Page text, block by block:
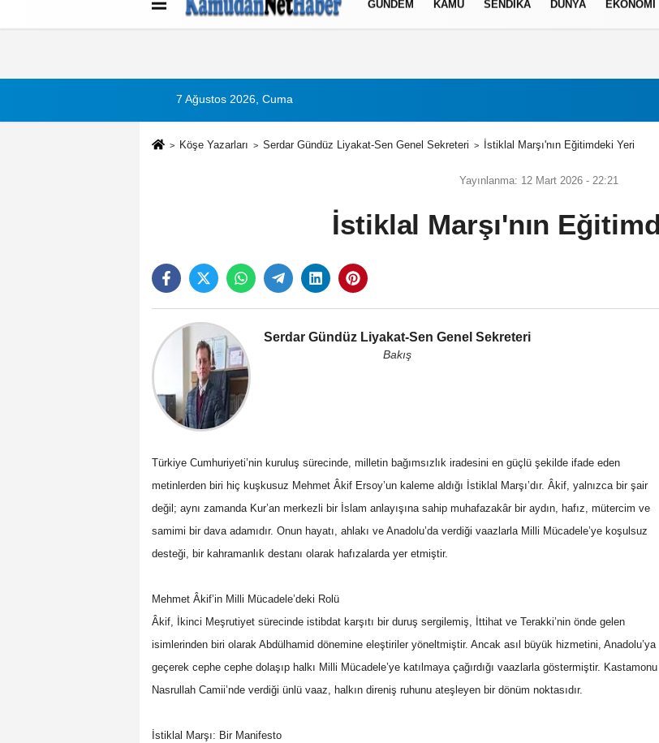
Künye İletişim Çerez Politikası
GÜNDEM KAMU SENDİKA DÜNYA EKONOMİ
7 Ağustos 2026, Cuma
Köşe Yazarları Serdar Gündüz Liyakat-Sen Genel Sekreteri İstiklal Marşı'nın Eğitimdeki Yeri
Yayınlanma: 12 Mart 2026 - 22:21
İstiklal Marşı'nın
Serdar Gündüz Liyakat-Sen Genel Sekreteri
Bakış
Türkiye Cumhuriyeti’nin kuruluş sürecinde, milletin bağımsızlık iradesini en güçlü şekilde ifade eden
metinlerden biri hiç kuşkusuz Mehmet Âkif Ersoy’un kaleme aldığı İstiklal Marşı’dır. Âkif, yalnızca bir şair
değil; aynı zamanda Kur’an merkezli bir İslam anlayışına sahip muhafazakâr bir aydın, hafız, mütercim ve
samimi bir dava adamıdır. Onun hayatı, ahlakı ve Anadolu’da verdiği vaazlarla Milli Mücadele’ye koşulsuz
desteği, bir kahramanlık destanı olarak hafızalarda yer etmiştir.
Mehmet Âkif’in Milli Mücadele’deki Rolü
Âkif, İkinci Meşrutiyet sürecinde istibdat karşıtı bir duruş sergilemiş, İttihat ve Terakki’nin önde gelen
isimlerinden biri olarak Abdülhamid dönemine eleştiriler yöneltmiştir. Ancak asıl büyük hizmetini, Anadolu’ya
geçerek cephe cephe dolaşıp halkı Milli Mücadele’ye katılmaya çağırdığı vaazlarla göstermiştir. Kastamonu
Nasrullah Camii’nde verdiği ünlü vaaz, halkın direniş ruhunu ateşleyen bir dönüm noktasıdır.
İstiklal Marşı: Bir Manifesto
Kutlu Rüyalar
Destanlar